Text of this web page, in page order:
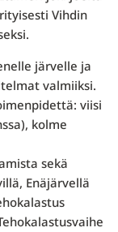
Vihdin
järvelle ja
valmiiksi.
viisi
kolme
sekä
Enäjärvellä